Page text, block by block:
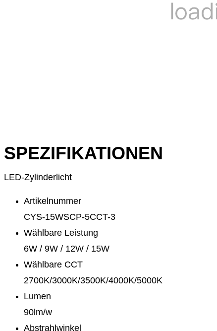
SPEZIFIKATIONEN
LED-Zylinderlicht
Artikelnummer
CYS-15WSCP-5CCT-3
Wählbare Leistung
6W / 9W / 12W / 15W
Wählbare CCT
2700K/3000K/3500K/4000K/5000K
Lumen
90lm/w
Abstrahlwinkel